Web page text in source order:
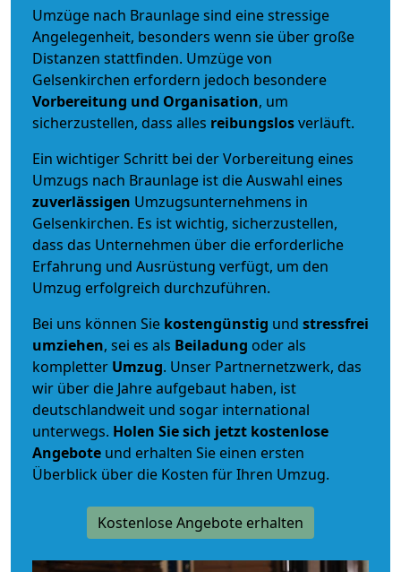
Umzüge nach Braunlage sind eine stressige
Angelegenheit, besonders wenn sie über große
Distanzen stattfinden. Umzüge von
Gelsenkirchen erfordern jedoch besondere
Vorbereitung und Organisation, um
sicherzustellen, dass alles reibungslosverläuft.
Ein wichtiger Schritt bei der Vorbereitung eines
Umzugs nach Braunlage ist die Auswahl eines
zuverlässigen Umzugsunternehmens in
Gelsenkirchen. Es ist wichtig, sicherzustellen,
dass das Unternehmen über die erforderliche
Erfahrung und Ausrüstung verfügt, um den
Umzug erfolgreich durchzuführen.
Bei uns können Sie kostengünstig und stressfrei
umziehen, sei es als Beiladung oder als
kompletter Umzug. Unser Partnernetzwerk, das
wir über die Jahre aufgebaut haben, ist
deutschlandweit und sogar international
unterwegs. Holen Sie sich jetzt kostenlose
Angebote und erhalten Sie einen ersten
Überblick über die Kosten für Ihren Umzug.
Kostenlose Angebote erhalten